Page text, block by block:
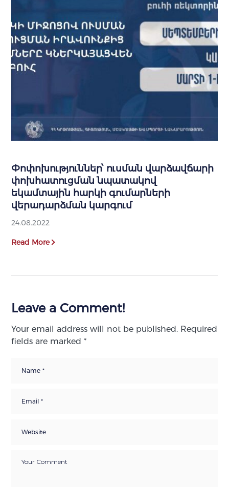
Փոփոխություններ՝ ուսման վարձավճարի
փոխհատուցման նպատակով
եկամտային հարկի գումարների
վերադարձման կարգում
24.08.2022
Read More
Leave a Comment!
Your email address will not be published. Required
fields are marked*